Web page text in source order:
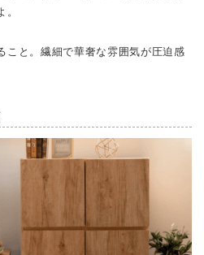
こと。繊細で華奢な雰囲気が圧迫感